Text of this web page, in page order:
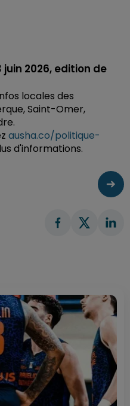
juin 2026, edition de
locales des
Saint-Omer,
ausha.co/politique-
d'informations.